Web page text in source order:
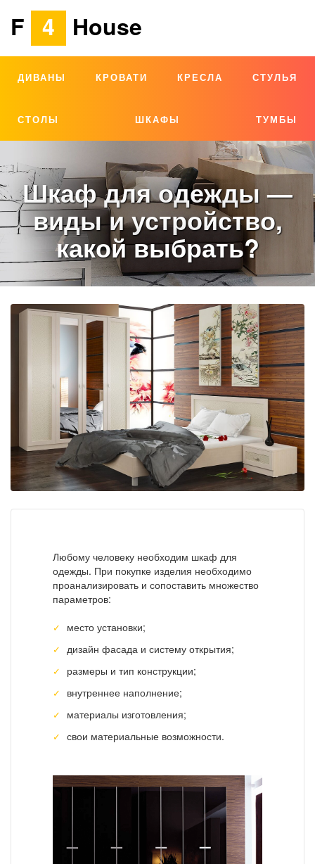
F 4 House
ДИВАНЫ КРОВАТИ КРЕСЛА СТУЛЬЯ
СТОЛЫ ШКАФЫ ТУМБЫ
Шкаф для одежды —
виды и устройство,
какой выбрать?
Любому человеку необходим шкаф для
одежды. При покупке изделия необходимо
проанализировать и сопоставить множество
параметров:
место установки;
дизайн фасада и систему открытия;
размеры и тип конструкции;
внутреннее наполнение;
материалы изготовления;
свои материальные возможности.